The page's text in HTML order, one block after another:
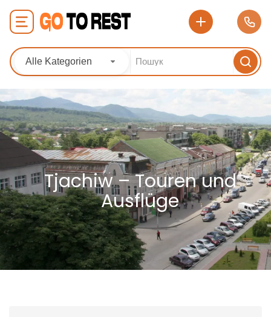
Alle Kategorien
Tjachiw – Touren und
Ausflüge